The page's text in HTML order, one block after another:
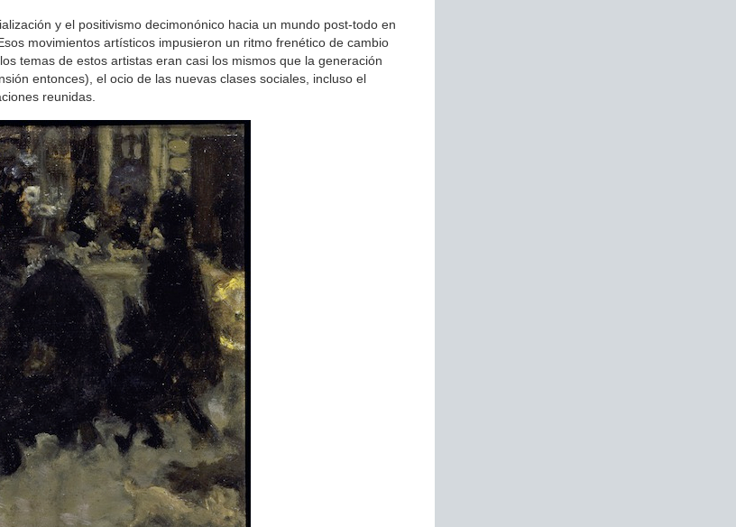
y el positivismo decimonónico hacia un mundo post-todo en
movimientos artísticos impusieron un ritmo frenético de cambio
temas de estos artistas eran casi los mismos que la generación
entonces), el ocio de las nuevas clases sociales, incluso el
reunidas.